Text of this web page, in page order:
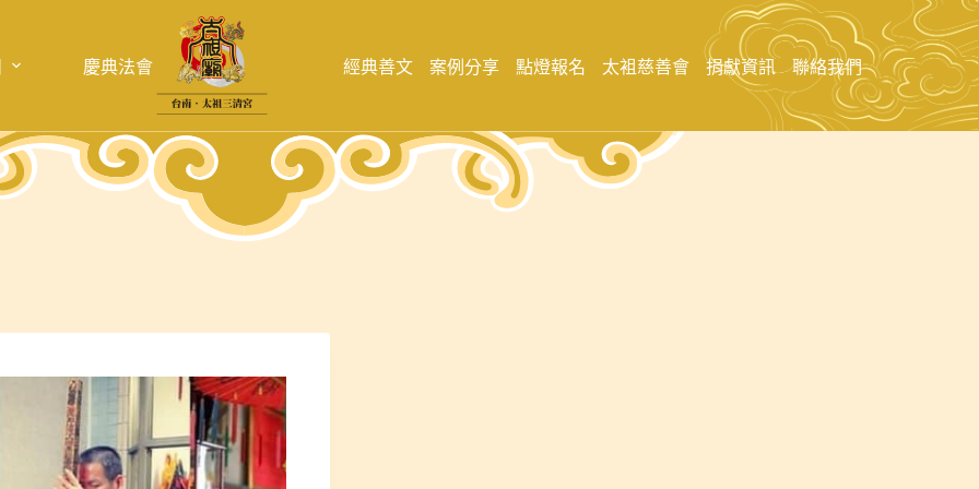
慶典法會 經典善文 案例分享 點燈報名 太袓慈善會 捐獻資訊 聯絡我們